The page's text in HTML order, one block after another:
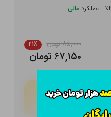
| عملکرد عالی
۸۵,۰۰۰ تومان ۲۱٪
۶۷,۱۵۰ تومان
۱۶,۷۸۸ تومان